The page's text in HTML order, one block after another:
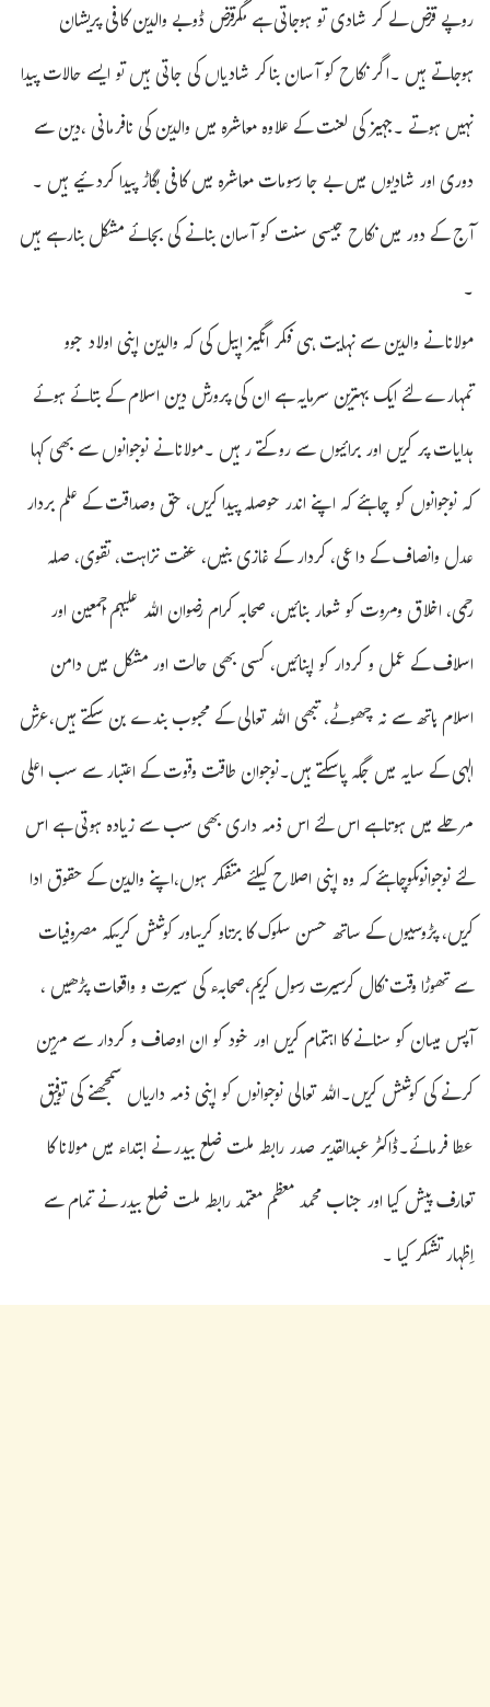
روپے قرض لے کر شادی تو ہوجاتی ہے مگرقرض ڈوبے والدین کافی پریشان
ہوجاتے ہیں ۔اگر نکاح کو آسان بناکر شادیاں کی جاتی ہیں تو ایسے حالات پیدا
نہیں ہوتے ۔جہیز کی لعنت کے علاوہ معاشرہ میں والدین کی نافرمانی ،دین سے
دوری اور شادیوں میں بے جا رسومات معاشرہ میں کافی بگاڑ پیدا کردئیے ہیں ۔
آج کے دور میں نکاح جیسی سنت کو آسان بنانے کی بجائے مشکل بنارہے ہیں
۔
مولانا نے والدین سے نہایت ہی فکر انگیز اپیل کی کہ والدین اپنی اولاد جوو
تمہارے لئے ایک بہترین سرمایہ ہے ان کی پرورش دین اسلام کے بتائے ہوئے
ہدایات پر کریں اور برائیوں سے روکتے رہیں ۔مولانا نے نوجوانوں سے بھی کہا
کہ نوجوانوں کو چاہئے کہ اپنے اندر حوصلہ پیدا کریں، حق وصداقت کے علم بردار
عدل وانصاف کے داعی، کردار کے غازی بنیں، عفت نزاہت، تقوی، صلہ
رحمی، اخلاق ومروت کو شعار بنائیں، صحابہ کرام رضوان اللہ علیہم اجمعین اور
اسلاف کے عمل و کردار کو اپنائیں، کسی بھی حالت اور مشکل میں دامن
اسلام ہاتھ سے نہ چھوٹے، تبھی اللہ تعالی کے محبوب بندے بن سکتے ہیں،عرش
الہی کے سایہ میں جگہ پاسکتے ہیں۔نوجوان طاقت وقوت کے اعتبار سے سب اعلی
مرحلے میں ہوتاہے اس لئے اس ذمہ داری بھی سب سے زیادہ ہوتی ہے اس
لئے نوجوانوںکوچاہئے کہ وہ اپنی اصلاح کیلئے متفکر ہوں،اپنے والدین کے حقوق ادا
کریں،پڑوسیوں کے ساتھ حسن سلوک کا برتاو کریںاور کوشش کریںکہ مصروفیات
سے تھوڑا وقت نکال کرسیرت رسول کریم،صحابہء کی سیرت و واقعات پڑھیں ،
آپس میںان کو سنانے کا اہتمام کریں اور خود کو ان اوصاف و کردار سے مزین
کرنے کی کوشش کریں۔اللہ تعالی نوجوانوں کو اپنی ذمہ داریاں سمجھنے کی توفیق
عطا فرمائے۔ڈاکٹر عبدالقدیر صدر رابطہ ملت ضلع بیدر نے ابتداء میں مولانا کا
تعارف پیش کیا اور جناب محمد معظم معتمد رابطہ ملت ضلع بیدر نے تمام سے
اِظہار تشکر کیا ۔